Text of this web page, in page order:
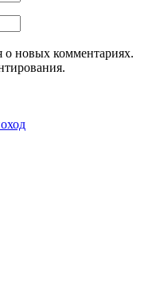
о новых комментариях.